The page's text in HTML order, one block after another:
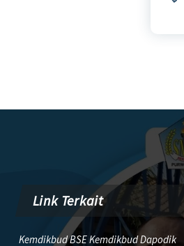
Link Terkait
Kemdikbud BSE Kemdikbud Dapodik